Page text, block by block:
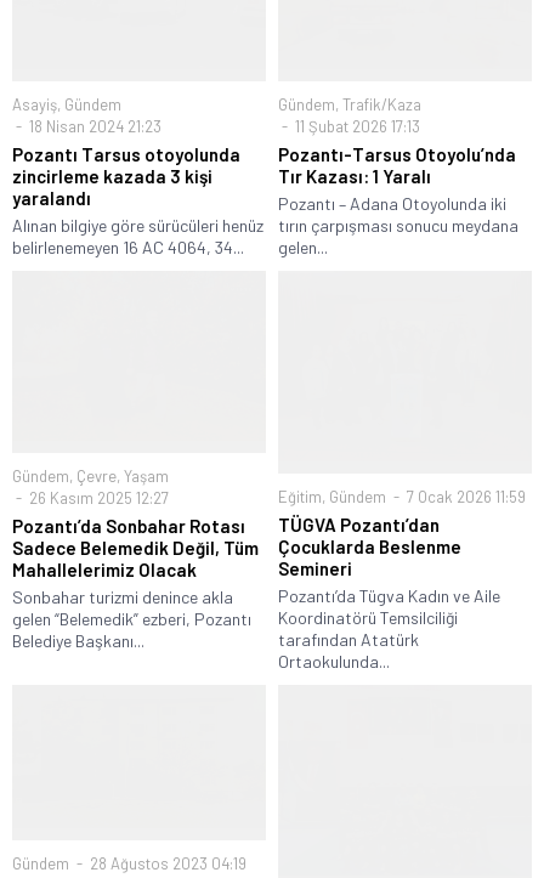
Asayiş, Gündem
18 Nisan 2024 21:23
Pozantı Tarsus otoyolunda
zincirleme kazada 3 kişi
yaralandı
Alınan bilgiye göre sürücüleri henüz
belirlenemeyen 16 AC 4064, 34...
Gündem, Trafik/Kaza
11 Şubat 2026 17:13
Pozantı-Tarsus Otoyolu’nda
Tır Kazası: 1 Yaralı
Pozantı – Adana Otoyolunda iki
tırın çarpışması sonucu meydana
gelen...
Gündem, Çevre, Yaşam
26 Kasım 2025 12:27
Pozantı’da Sonbahar Rotası
Sadece Belemedik Değil, Tüm
Mahallelerimiz Olacak
Sonbahar turizmi denince akla
gelen “Belemedik” ezberi, Pozantı
Belediye Başkanı...
Eğitim, Gündem 7 Ocak 2026 11:59
TÜGVA Pozantı’dan
Çocuklarda Beslenme
Semineri
Pozantı’da Tügva Kadın ve Aile
Koordinatörü Temsilciliği
tarafından Atatürk
Ortaokulunda...
Gündem 28 Ağustos 2023 04:19